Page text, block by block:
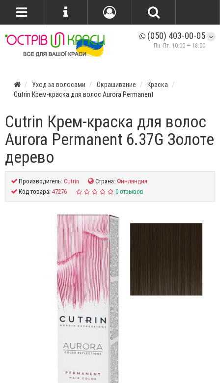
(050) 403-00-05
Пн.-Пт. 10:00 — 18:00
Уход за волосами Окрашивание
Краска
Cutrin Крем-краска для волос Aurora Permanent
Cutrin Крем-краска для волос
Aurora Permanent 6.37G Золоте
дерево
Производитель:Cutrin Страна: Финляндия
Код товара:47276 0 отзывов